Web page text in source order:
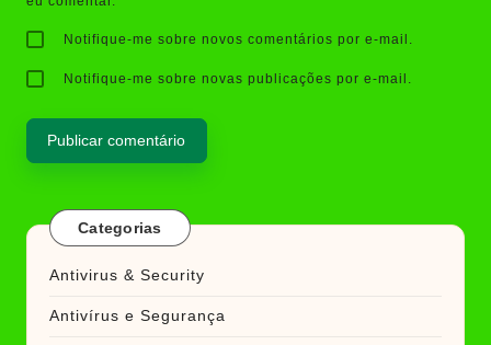
Notifique-me sobre novos comentários por e-mail.
Notifique-me sobre novas publicações por e-mail.
Categorias
Antivirus & Security
Antivírus e Segurança